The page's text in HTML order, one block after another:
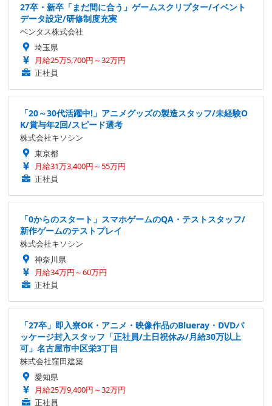
27卒・新卒「まだ間に合う」ゲームスクリプター/イベント
データ設定/研修制度充実
ベンタス株式会社
埼玉県
月給25万5,700円～32万円
正社員
「20～30代活躍中!」アニメグッズの製造スタッフ/未経験O
K/賞与年2回/スピード選考
株式会社キソシン
東京都
月給31万3,400円～55万円
正社員
「0からのスタート」スマホゲームのQA・テストスタッフ/
新作ゲームのテストプレイ
株式会社キソシン
神奈川県
月給34万円～60万円
正社員
「27卒」即入寮OK・アニメ・映像作品のBlueray・DVDパ
ッケージ封入スタッフ「正社員/土日祝休み/月給30万以上
可」名古屋市中区栄3丁目
株式会社窪田建築
愛知県
月給25万9,400円～32万円
正社員